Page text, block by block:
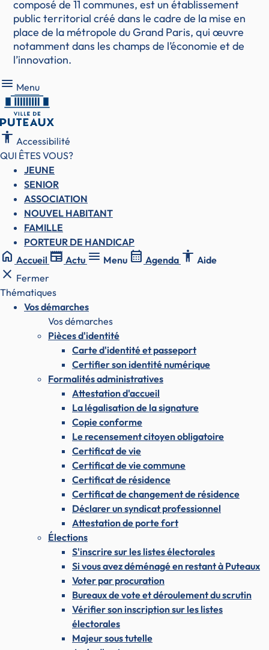
composé de 11 communes, est un établissement
public territorial créé dans le cadre de la mise en
place de la métropole du Grand Paris, qui œuvre
notamment dans les champs de l’économie et de
l’innovation.
Menu Menu
accessibility Accessibilité
QUI ÊTES VOUS?
JEUNE
SENIOR
ASSOCIATION
NOUVEL HABITANT
FAMILLE
PORTEUR DE HANDICAP
home Accueil newspaper Actu menu Menu calendar_month Agenda accessibility Aide
close Fermer
Thématiques
Vos démarches
Vos démarches
Pièces d'identité
Carte d'identité et passeport
Certifier son identité numérique
Formalités administratives
Attestation d'accueil
La légalisation de la signature
Copie conforme
Le recensement citoyen obligatoire
Certificat de vie
Certificat de vie commune
Certificat de résidence
Certificat de changement de résidence
Déclarer un syndicat professionnel
Attestation de porte fort
Élections
S'inscrire sur les listes électorales
Si vous avez déménagé en restant à Puteaux
Voter par procuration
Bureaux de vote et déroulement du scrutin
Vérifier son inscription sur les listes
électorales
Majeur sous tutelle